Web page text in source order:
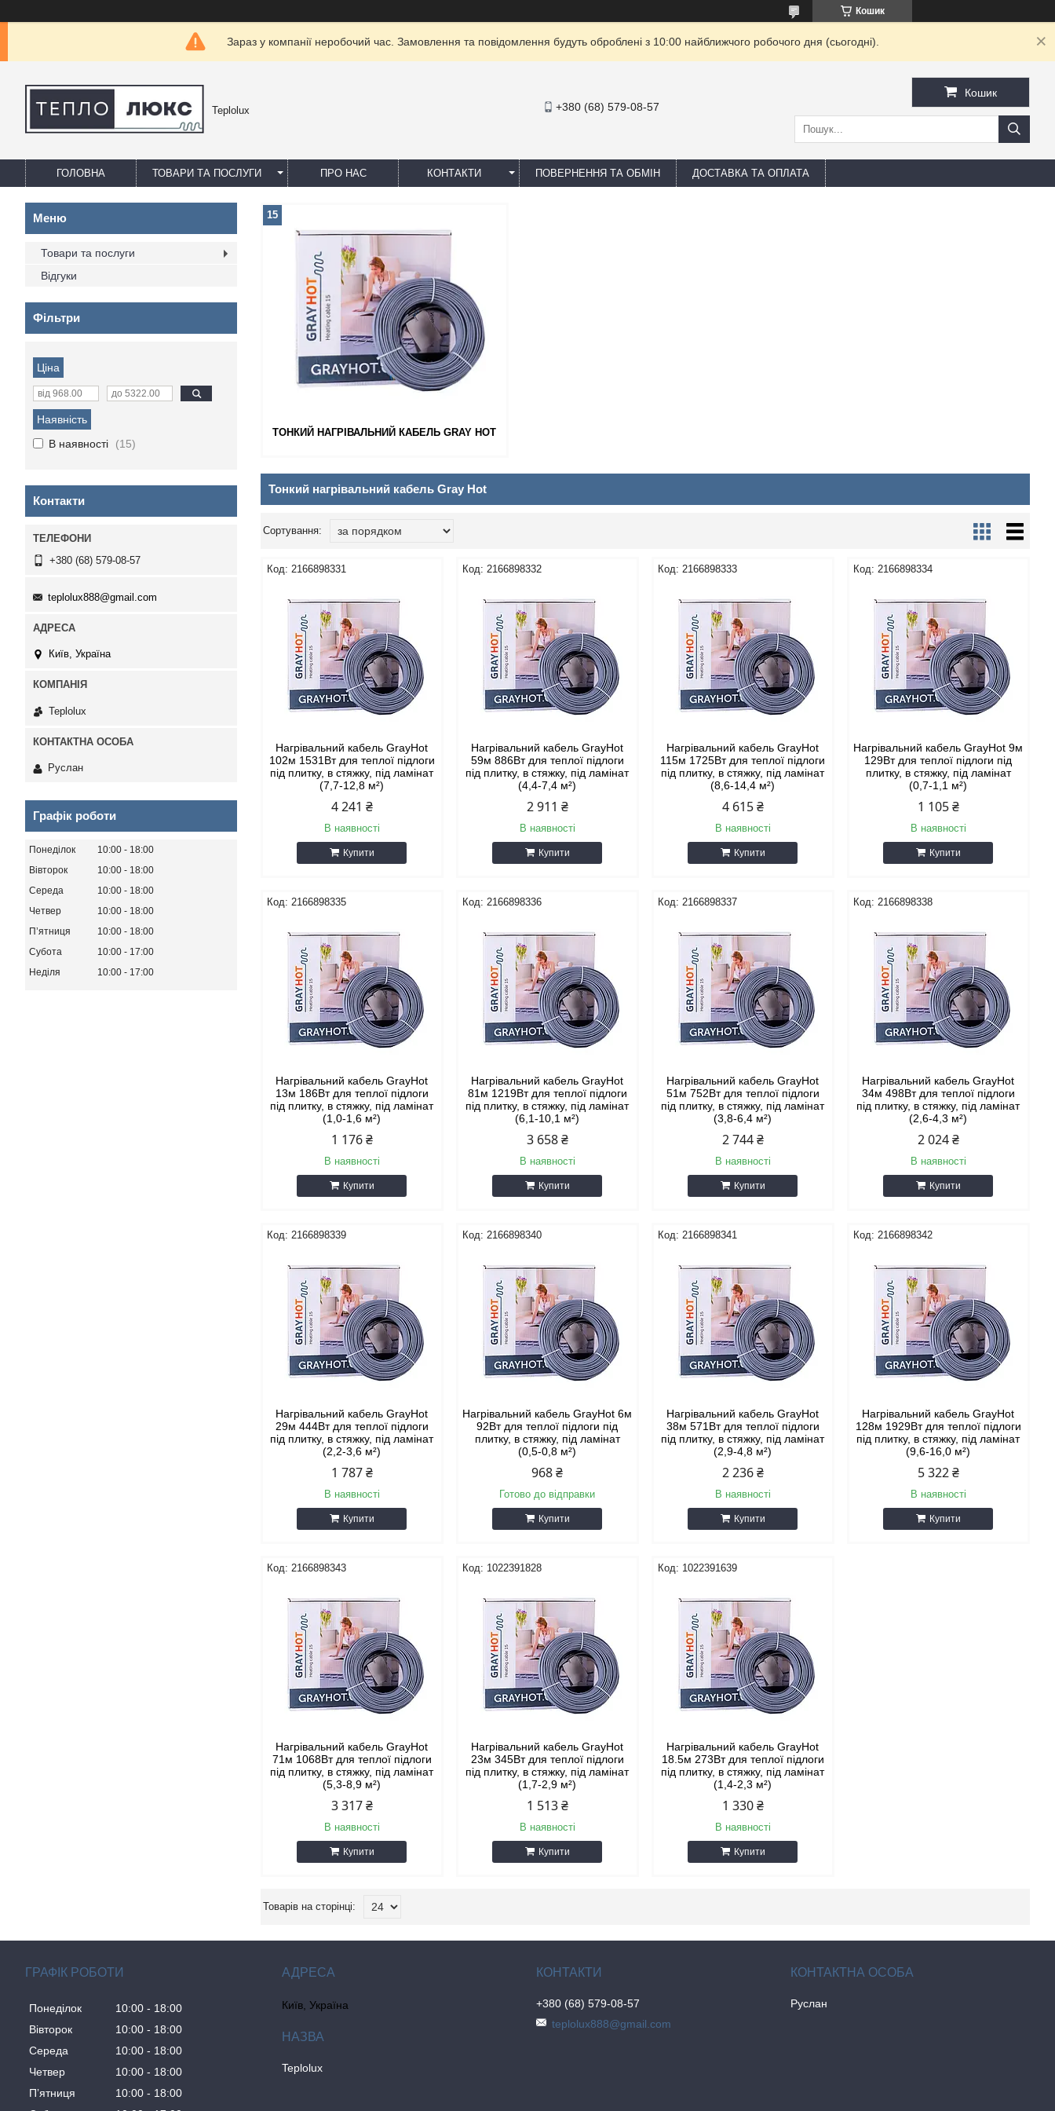
Кошик
Зараз у компанії неробочий час. Замовлення та повідомлення будуть оброблені з 10:00 найближчого робочого дня (сьогодні).
Teplolux +380 (68) 579-08-57
Кошик
ГОЛОВНА ТОВАРИ ТА ПОСЛУГИ ПРО НАС КОНТАКТИ ПОВЕРНЕННЯ ТА ОБМІН ДОСТАВКА ТА ОПЛАТА
ТОНКИЙ НАГРІВАЛЬНИЙ КАБЕЛЬ GRAY HOT
15
Тонкий нагрівальний кабель Gray Hot
2166898331
Нагрівальний кабель GrayHot
102м 1531Вт для теплої підлоги
під плитку, в стяжку, під ламінат
(7,7-12,8 м²)
4 241 ₴
В наявності
Купити
2166898332
Нагрівальний кабель GrayHot
59м 886Вт для теплої підлоги
під плитку, в стяжку, під ламінат
(4,4-7,4 м²)
2 911 ₴
В наявності
Купити
2166898333
Нагрівальний кабель GrayHot
115м 1725Вт для теплої підлоги
під плитку, в стяжку, під ламінат
(8,6-14,4 м²)
4 615 ₴
В наявності
Купити
2166898334
Нагрівальний кабель GrayHot 9м
129Вт для теплої підлоги під
плитку, в стяжку, під ламінат
(0,7-1,1 м²)
1 105 ₴
В наявності
Купити
2166898335
Нагрівальний кабель GrayHot
13м 186Вт для теплої підлоги
під плитку, в стяжку, під ламінат
(1,0-1,6 м²)
1 176 ₴
В наявності
Купити
2166898336
Нагрівальний кабель GrayHot
81м 1219Вт для теплої підлоги
під плитку, в стяжку, під ламінат
(6,1-10,1 м²)
3 658 ₴
В наявності
Купити
2166898337
Нагрівальний кабель GrayHot
51м 752Вт для теплої підлоги
під плитку, в стяжку, під ламінат
(3,8-6,4 м²)
2 744 ₴
В наявності
Купити
2166898338
Нагрівальний кабель GrayHot
34м 498Вт для теплої підлоги
під плитку, в стяжку, під ламінат
(2,6-4,3 м²)
2 024 ₴
В наявності
Купити
2166898339
Нагрівальний кабель GrayHot
29м 444Вт для теплої підлоги
під плитку, в стяжку, під ламінат
(2,2-3,6 м²)
1 787 ₴
В наявності
Купити
2166898340
Нагрівальний кабель GrayHot 6м
92Вт для теплої підлоги під
плитку, в стяжку, під ламінат
(0,5-0,8 м²)
968 ₴
Готово до відправки
Купити
2166898341
Нагрівальний кабель GrayHot
38м 571Вт для теплої підлоги
під плитку, в стяжку, під ламінат
(2,9-4,8 м²)
2 236 ₴
В наявності
Купити
2166898342
Нагрівальний кабель GrayHot
128м 1929Вт для теплої підлоги
під плитку, в стяжку, під ламінат
(9,6-16,0 м²)
5 322 ₴
В наявності
Купити
2166898343
Нагрівальний кабель GrayHot
71м 1068Вт для теплої підлоги
під плитку, в стяжку, під ламінат
(5,3-8,9 м²)
3 317 ₴
В наявності
Купити
1022391828
Нагрівальний кабель GrayHot
23м 345Вт для теплої підлоги
під плитку, в стяжку, під ламінат
(1,7-2,9 м²)
1 513 ₴
В наявності
Купити
1022391639
Нагрівальний кабель GrayHot
18.5м 273Вт для теплої підлоги
під плитку, в стяжку, під ламінат
(1,4-2,3 м²)
1 330 ₴
В наявності
Купити
Товари та послуги
Відгуки
Фільтри
Ціна
Наявність
В наявності
15
Контакти
+380 (68) 579-08-57
teplolux888@gmail.com
Київ, Україна
Teplolux
Руслан
Графік роботи
Понеділок 10:00
18:00
Вівторок
10:00
18:00
Середа
10:00
18:00
Четвер
10:00
18:00
Пʼятниця
10:00
18:00
Субота
10:00
17:00
Неділя
10:00 17:00
ГРАФІК РОБОТИ
Понеділок 10:00
18:00
Вівторок
10:00
18:00
Середа
10:00
18:00
Четвер
10:00
18:00
Пʼятниця
10:00
18:00
Київ, Україна
Teplolux
+380 (68) 579-08-57
teplolux888@gmail.com
Руслан